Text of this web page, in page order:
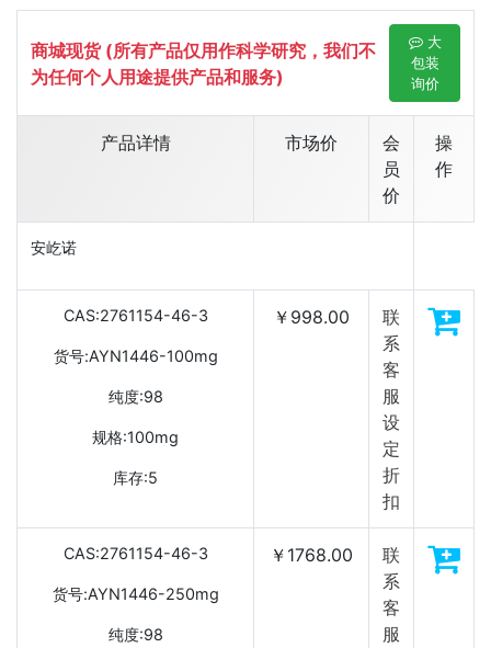
商城现货 (所有产品仅用作科学研究，我们不
为任何个人用途提供产品和服务)
大
包装
询价
产品详情 市场价
会
员
价
操
作
安屹诺
CAS:2761154-46-3
货号:AYN1446-100mg
纯度:98
规格:100mg
库存:5
￥998.00
联
系
客
服
设
定
折
扣
CAS:2761154-46-3
货号:AYN1446-250mg
纯度:98
￥1768.00
联
系
客
服